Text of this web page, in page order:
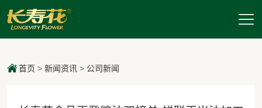
首页 > 新闻资讯> 公司新闻